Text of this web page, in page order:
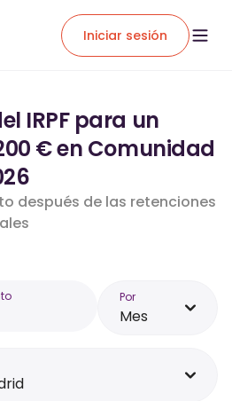
Iniciar sesión
IRPF para un
€ en Comunidad
después de las retenciones
Por
Mes